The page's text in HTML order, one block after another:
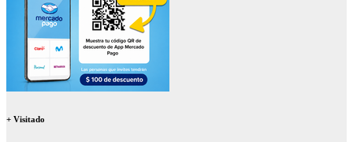
+ Visitado